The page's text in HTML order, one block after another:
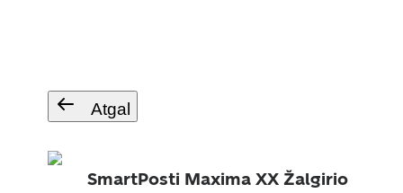
Atgal
SmartPosti Maxima XX Žalgirio